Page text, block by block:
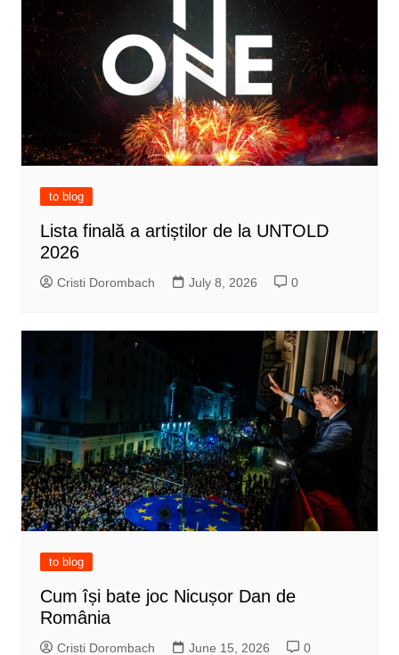
to blog
Lista finală a artiștilor de la UNTOLD
2026
Cristi Dorombach July 8, 2026 0
to blog
Cum își bate joc Nicușor Dan de
România
Cristi Dorombach June 15, 2026 0